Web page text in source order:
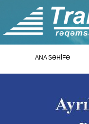
ANA SƏHİFƏ